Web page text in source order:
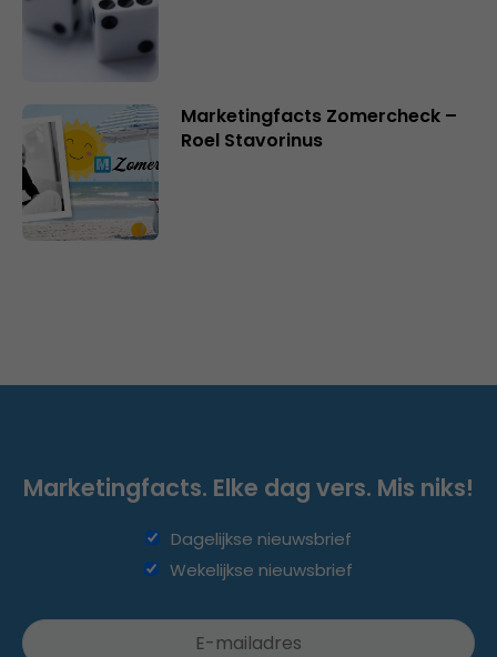
Marketingfacts Zomercheck –
Roel Stavorinus
Marketingfacts. Elke dag vers. Mis niks!
Dagelijkse nieuwsbrief
Wekelijkse nieuwsbrief